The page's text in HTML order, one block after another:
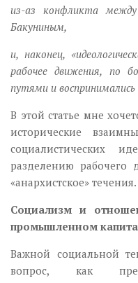
из-аз конфликта
Бакуниным,
и, наконец,
рабочее движения, по
путями и
В этой статье мне
исторические
социалистических
разделению рабочего
«анархистское» течения.
Социализм и
промышленном
Важной социальной
вопрос, как